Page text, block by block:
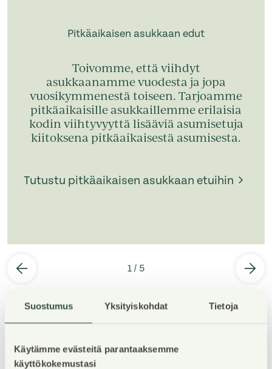
Suostumus Yksityiskohdat Tietoja
Käytämme evästeitä parantaaksemme
käyttökokemustasi
Pitkäaikaisen asukkaan edut
Toivomme, että viihdyt
asukkaanamme vuodesta ja jopa
vuosikymmenestä toiseen. Tarjoamme
pitkäaikaisille asukkaillemme erilaisia
kodin viihtyvyyttä lisääviä asumisetuja
kiitoksena pitkäaikaisestä asumisesta.
Tutustu pitkäaikaisen asukkaan etuihin
1 / 5